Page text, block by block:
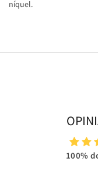
níquel.
100%